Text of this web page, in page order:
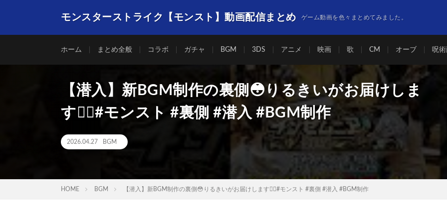
モンスターストライク【モンスト】動画配信まとめ ゲーム動画を色々まとめてみました。
ホーム まとめ全般 コラボ ガチャ BGM 3DS アニメ 映画 歌 CM オーブ 呪
【潜入】新BGM制作の裏側😳りるきいがお届けしま
す❤️‍🔥#モンスト #裏側 #潜入 #BGM制作
2026.04.27 BGM
HOME BGM 【潜入】新BGM制作の裏側😳りるきいがお届けします❤️‍🔥#モンスト #裏側 #潜入 #BGM制作